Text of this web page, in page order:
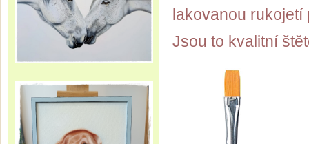
lakovanou
Jsou to kvalitní